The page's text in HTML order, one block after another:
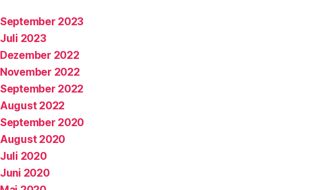
September 2023
Juli 2023
Dezember 2022
November 2022
September 2022
August 2022
September 2020
August 2020
Juli 2020
Juni 2020